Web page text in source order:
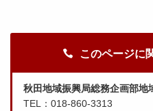
このページに
秋田地域振興局総務企画部地
TEL：018-860-3313